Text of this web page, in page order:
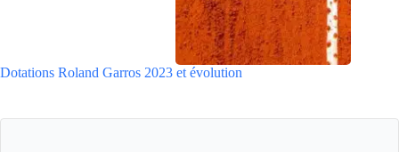
Dotations Roland Garros 2023 et évolution